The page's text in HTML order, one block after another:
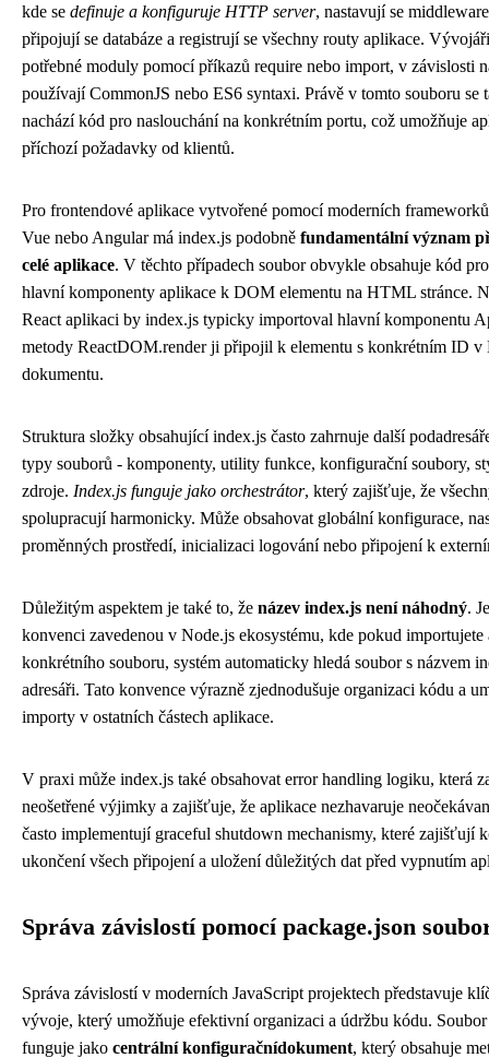
kde se definuje a konfiguruje HTTP server, nastavují se
připojují se databáze a registrují se všechny routy aplikace.
potřebné moduly pomocí příkazů require nebo import, v závislosti
používají CommonJS nebo ES6 syntaxi. Právě v tomto souboru se
nachází kód pro naslouchání na konkrétním portu, což umožňuje
příchozí požadavky od klientů.
Pro frontendové aplikace vytvořené pomocí moderních
Vue nebo Angular má index.js podobně fundamentální význam
celé aplikace. V těchto případech soubor obvykle obsahuje kód
hlavní komponenty aplikace k DOM elementu na HTML stránce.
React aplikaci by index.js typicky importoval hlavní komponentu
metody ReactDOM.render ji připojil k elementu s konkrétním ID
dokumentu.
Struktura složky obsahující index.js často zahrnuje další
typy souborů - komponenty, utility funkce, konfigurační soubory,
zdroje. Index.js funguje jako orchestrátor, který zajišťuje, že
spolupracují harmonicky. Může obsahovat globální konfigurace,
proměnných prostředí, inicializaci logování nebo připojení k
Důležitým aspektem je také to, že název index.js není náhodný.
konvenci zavedenou v Node.js ekosystému, kde pokud importujete
konkrétního souboru, systém automaticky hledá soubor s názvem
adresáři. Tato konvence výrazně zjednodušuje organizaci kódu a
importy v ostatních částech aplikace.
V praxi může index.js také obsahovat error handling logiku, která
neošetřené výjimky a zajišťuje, že aplikace nezhavaruje
často implementují graceful shutdown mechanismy, které zajišťují
ukončení všech připojení a uložení důležitých dat před vypnutím
Správa závislostí pomocí package.json
Správa závislostí v moderních JavaScript projektech představuje
vývoje, který umožňuje efektivní organizaci a údržbu kódu. Soubor
funguje jako centrální konfiguračnídokument, který obsahuje